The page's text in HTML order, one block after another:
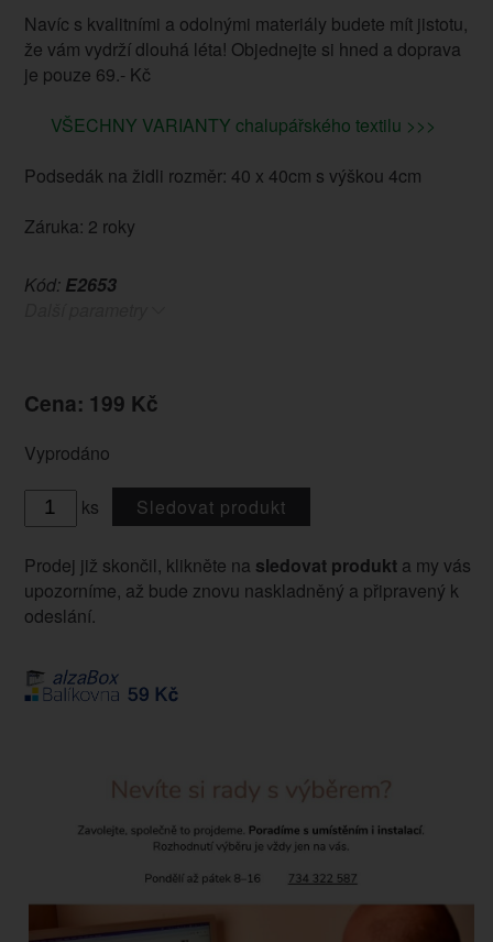
Navíc s kvalitními a odolnými materiály budete mít jistotu,
že vám vydrží dlouhá léta! Objednejte si hned a doprava
je pouze 69.- Kč
VŠECHNY VARIANTY chalupářského textilu >>>
Podsedák na židli rozměr: 40 x 40cm s výškou 4cm
Záruka: 2 roky
Kód: E2653
Cena: 199 Kč
Vyprodáno
ks Sledovat produkt
Prodej již skončil, klikněte na sledovat produkta my vás
upozorníme, až bude znovu naskladněný a připravený k
odeslání.